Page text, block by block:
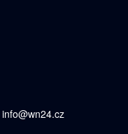
info@wn24.cz